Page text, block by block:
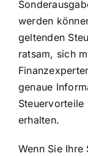
werden
geltenden
ratsam, sich
genaue
erhalten.
Wenn Sie